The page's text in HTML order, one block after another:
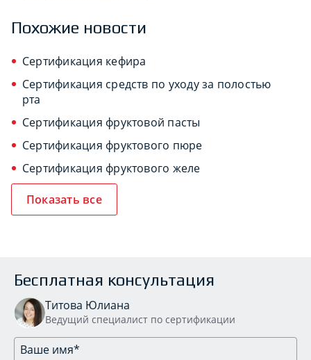
Похожие новости
Сертификация кефира
Сертификация средств по уходу за полостью
рта
Сертификация фруктовой пасты
Сертификация фруктового пюре
Сертификация фруктового желе
Показать все
Бесплатная консультация
Титова Юлиана
Ведущий специалист по сертификации